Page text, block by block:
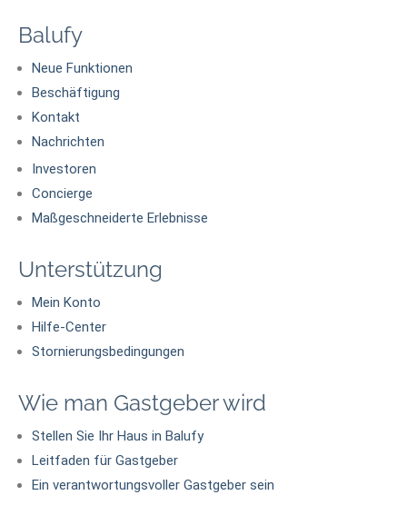
Balufy
Neue Funktionen
Beschäftigung
Kontakt
Nachrichten
Investoren
Concierge
Maßgeschneiderte Erlebnisse
Unterstützung
Mein Konto
Hilfe-Center
Stornierungsbedingungen
Wie man Gastgeber wird
Stellen Sie Ihr Haus in Balufy
Leitfaden für Gastgeber
Ein verantwortungsvoller Gastgeber sein